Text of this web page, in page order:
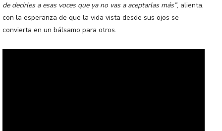
de decirles a esas voces que ya no vas a aceptarlas más”, alienta,
con la esperanza de que la vida vista desde sus ojos se
convierta en un bálsamo para otros.